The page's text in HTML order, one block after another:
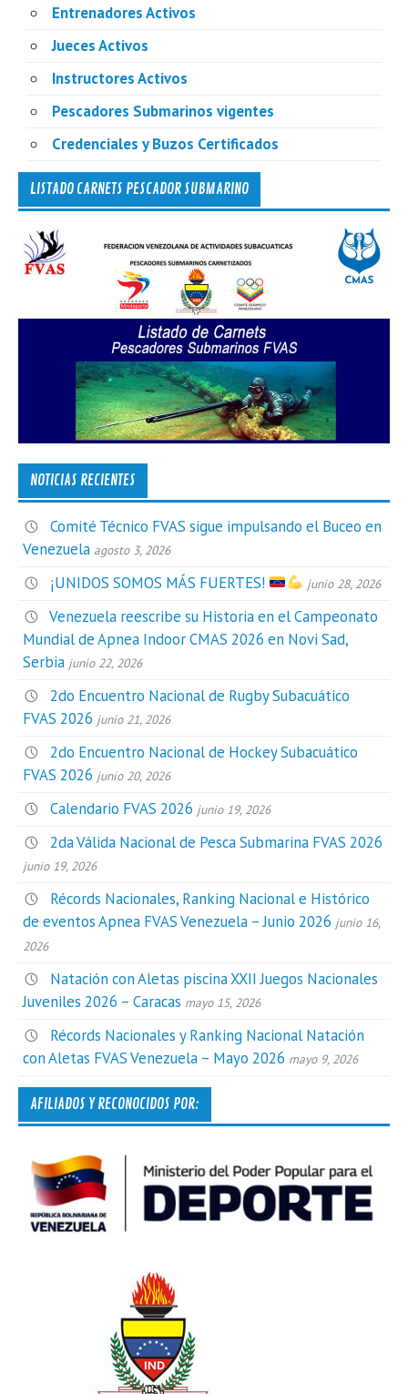
Entrenadores Activos
Jueces Activos
Instructores Activos
Pescadores Submarinos vigentes
Credenciales y Buzos Certificados
LISTADO CARNETS PESCADOR SUBMARINO
NOTICIAS RECIENTES
Comité Técnico FVAS sigue impulsando el Buceo en
Venezuela agosto 3, 2026
¡UNIDOS SOMOS MÁS FUERTES! junio 28, 2026
Venezuela reescribe su Historia en el Campeonato
Mundial de Apnea Indoor CMAS 2026 en Novi Sad,
Serbia junio 22, 2026
2do Encuentro Nacional de Rugby Subacuático
FVAS 2026 junio 21, 2026
2do Encuentro Nacional de Hockey Subacuático
FVAS 2026 junio 20, 2026
Calendario FVAS 2026 junio 19, 2026
2da Válida Nacional de Pesca Submarina FVAS 2026
junio 19, 2026
Récords Nacionales, Ranking Nacional e Histórico
de eventos Apnea FVAS Venezuela – Junio 2026 junio 16,
2026
Natación con Aletas piscina XXII Juegos Nacionales
Juveniles 2026 – Caracas mayo 15, 2026
Récords Nacionales y Ranking Nacional Natación
con Aletas FVAS Venezuela – Mayo 2026 mayo 9, 2026
AFILIADOS Y RECONOCIDOS POR: